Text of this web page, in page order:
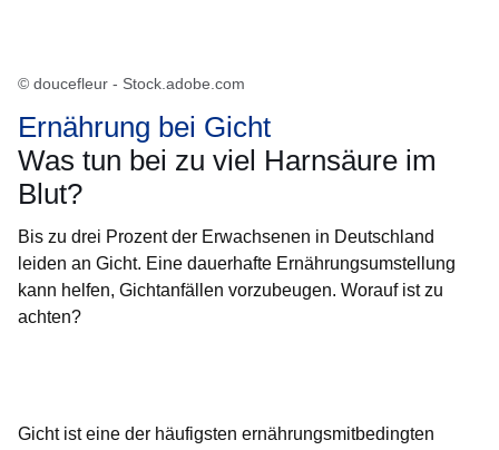
© doucefleur - Stock.adobe.com
Ernährung bei Gicht
Was tun bei zu viel Harnsäure im
Blut?
Bis zu drei Prozent der Erwachsenen in Deutschland
leiden an Gicht. Eine dauerhafte Ernährungsumstellung
kann helfen, Gichtanfällen vorzubeugen. Worauf ist zu
achten?
Gicht ist eine der häufigsten ernährungsmitbedingten